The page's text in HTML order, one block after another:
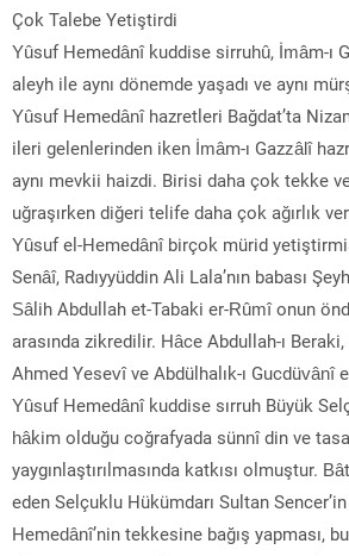
Çok Talebe Yetiştirdi
Yûsuf Hemedânî kuddise sirruhû, İmâm-ı
aleyh ile aynı dönemde yaşadı ve aynı
Yûsuf Hemedânî hazretleri Bağdat’ta
ileri gelenlerinden iken İmâm-ı Gazzâlî
aynı mevkii haizdi. Birisi daha çok tekke
uğraşırken diğeri telife daha çok ağırlık
Yûsuf el-Hemedânî birçok mürid
Senâî, Radıyyüddin Ali Lala’nın babası
Sâlih Abdullah et-Tabaki er-Rûmî onun
arasında zikredilir. Hâce Abdullah-ı Beraki,
Ahmed Yesevî ve Abdülhalık-ı Gucdüvânî
Yûsuf Hemedânî kuddise sırruh Büyük
hâkim olduğu coğrafyada sünnî din ve
yaygınlaştırılmasında katkısı olmuştur.
eden Selçuklu Hükümdarı Sultan
Hemedânî’nin tekkesine bağış yapması,